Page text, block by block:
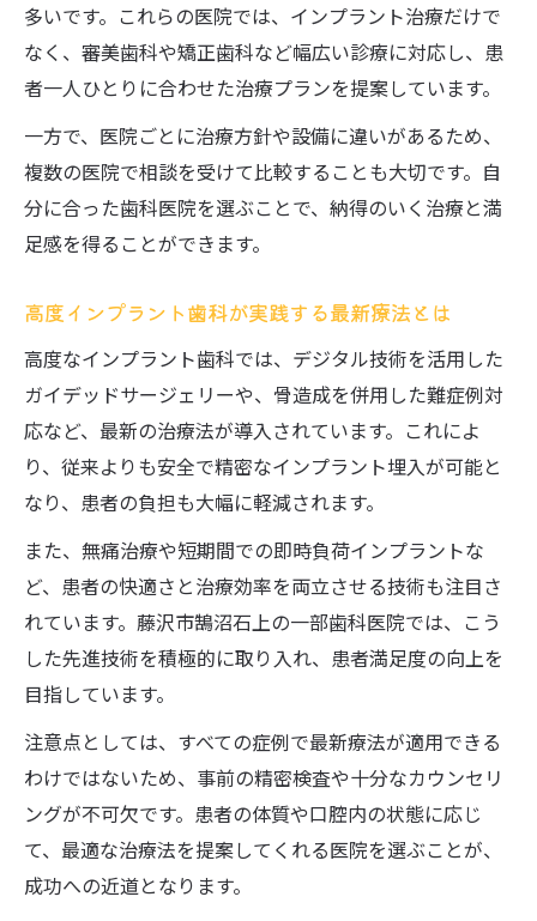
多いです。これらの医院では、インプラント治療だけで
なく、審美歯科や矯正歯科など幅広い診療に対応し、患
者一人ひとりに合わせた治療プランを提案しています。
一方で、医院ごとに治療方針や設備に違いがあるため、
複数の医院で相談を受けて比較することも大切です。自
分に合った歯科医院を選ぶことで、納得のいく治療と満
足感を得ることができます。
高度インプラント歯科が実践する最新療法とは
高度なインプラント歯科では、デジタル技術を活用した
ガイデッドサージェリーや、骨造成を併用した難症例対
応など、最新の治療法が導入されています。これによ
り、従来よりも安全で精密なインプラント埋入が可能と
なり、患者の負担も大幅に軽減されます。
また、無痛治療や短期間での即時負荷インプラントな
ど、患者の快適さと治療効率を両立させる技術も注目さ
れています。藤沢市鵠沼石上の一部歯科医院では、こう
した先進技術を積極的に取り入れ、患者満足度の向上を
目指しています。
注意点としては、すべての症例で最新療法が適用できる
わけではないため、事前の精密検査や十分なカウンセリ
ングが不可欠です。患者の体質や口腔内の状態に応じ
て、最適な治療法を提案してくれる医院を選ぶことが、
成功への近道となります。